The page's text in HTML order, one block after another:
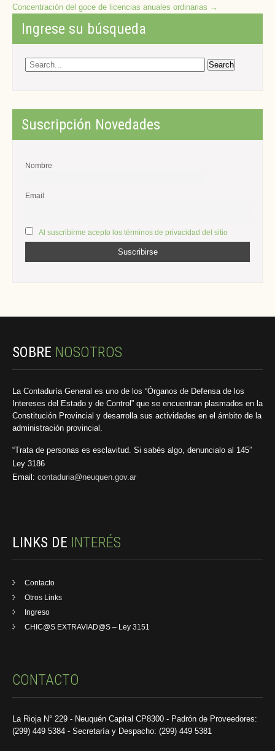
Concentración del goce de licencias anuales ordinarias →
Ingrese su búsqueda
Suscripción Novedades
Nombre
Email
Al suscribirme acepto los términos de privacidad del sitio
SOBRE NOSOTROS
La Contaduría General es uno de los “Órganos de Defensa de los
Intereses del Estado y de Control” que se encuentran plasmados en la
Constitución Provincial y desarrolla sus actividades en el ámbito de la
administración provincial.
“Trata de personas es esclavitud. Si sabés algo, denuncialo al 145”
Ley 3186
Email: contaduria@neuquen.gov.ar
LINKS DE INTERÉS
Contacto
Otros Links
Ingreso
CHIC@S EXTRAVIAD@S – Ley 3151
CONTACTO
La Rioja N° 229 - Neuquén Capital CP8300 - Padrón de Proveedores:
(299) 449 5384 - Secretaría y Despacho: (299) 449 5381